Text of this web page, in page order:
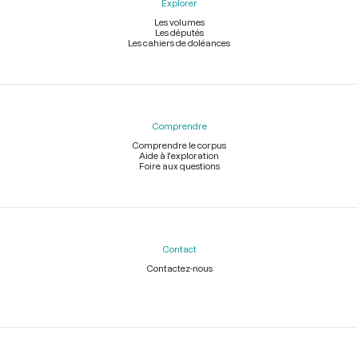
Explorer
Les volumes
Les députés
Les cahiers de doléances
Comprendre
Comprendre le corpus
Aide à l'exploration
Foire aux questions
Contact
Contactez-nous
Légal